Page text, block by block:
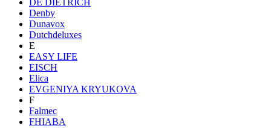
Denby
Dunavox
Dutchdeluxes
E
EASY LIFE
EISCH
Elica
EVGENIYA KRYUKOVA
F
Falmec
FHIABA